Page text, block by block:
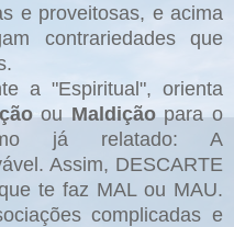
e proveitosas, e acima
contrariedades que
a "Espiritual", orienta
ouMaldiçãopara o
já relatado: A
Assim, DESCARTE
te faz MAL ou MAU.
complicadas e